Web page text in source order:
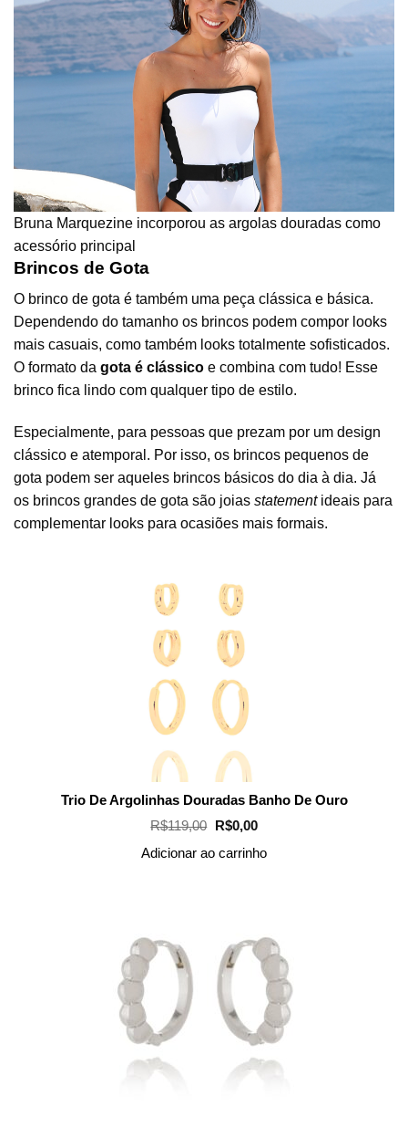
Bruna Marquezine incorporou as argolas douradas como
acessório principal
Brincos de Gota
O brinco de gota é também uma peça clássica e básica.
Dependendo do tamanho os brincos podem compor looks
mais casuais, como também looks totalmente sofisticados.
O formato da gota é clássico e combina com tudo! Esse
brinco fica lindo com qualquer tipo de estilo.
Especialmente, para pessoas que prezam por um design
clássico e atemporal. Por isso, os brincos pequenos de
gota podem ser aqueles brincos básicos do dia à dia. Já
os brincos grandes de gota são joias statementideais para
complementar looks para ocasiões mais formais.
Trio De Argolinhas Douradas Banho De Ouro
R$119,00
O
original
R$0,00O
atual
Adicionar ao carrinho